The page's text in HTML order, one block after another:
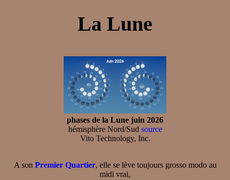
La Lune
phases de la Lune juin 2026
hémisphère Nord/Sud source
Vito Technology, Inc.
A son Premier Quartier, elle se lève toujours grosso modo au
midi vrai,